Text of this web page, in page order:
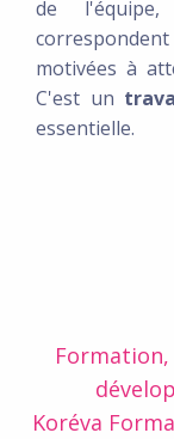
de
motivées à
C'est un
essentielle.
Koréva